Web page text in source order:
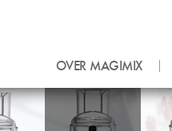
OVER MAGIMIX